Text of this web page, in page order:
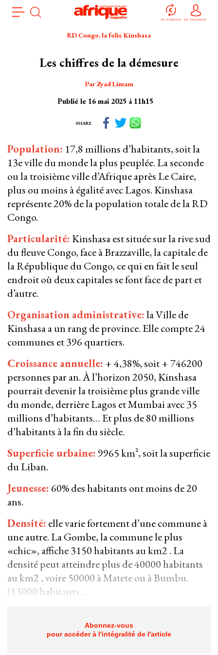
Je m'abonne Se Connecter
RD Congo, la folie Kinshasa
Les chiffres de la démesure
Par Zyad Limam
Publié le 16 mai 2025 à 11h15
SHARE
Population: 17,8 millions d’habitants, soit la
13e ville du monde la plus peuplée. La seconde
ou la troisième ville d’Afrique après Le Caire,
plus ou moins à égalité avec Lagos. Kinshasa
représente 20% de la population totale de la RD
Congo.
Particularité: Kinshasa est située sur la rive sud
du fleuve Congo, face à Brazzaville, la capitale de
la République du Congo, ce qui en fait le seul
endroit où deux capitales se font face de part et
d’autre.
Organisation administrative: la Ville de
Kinshasa a un rang de province. Elle compte 24
communes et 396 quartiers.
Croissance annuelle: + 4,38%, soit + 746200
personnes par an. À l’horizon 2050, Kinshasa
pourrait devenir la troisième plus grande ville
du monde, derrière Lagos et Mumbai avec 35
millions d’habitants… Et plus de 80 millions
d’habitants à la fin du siècle.
Superficie urbaine: 9965 km², soit la superficie
du Liban.
Jeunesse: 60% des habitants ont moins de 20
ans.
Densité: elle varie fortement d’une commune à
une autre. La Gombe, la commune le plus
«chic», affiche 3150 habitants au km2 . La
densité peut atteindre plus de 40000 habitants
au km2 , voire 50000 à Matete ou à Bumbu.
(13000 habitants...
Abonnez-vous
pour accéder à l'intégralité de l'article
Panneau de gestion des cookies